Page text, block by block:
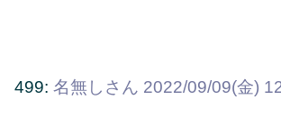
499: 名無しさん 2022/09/09(金)